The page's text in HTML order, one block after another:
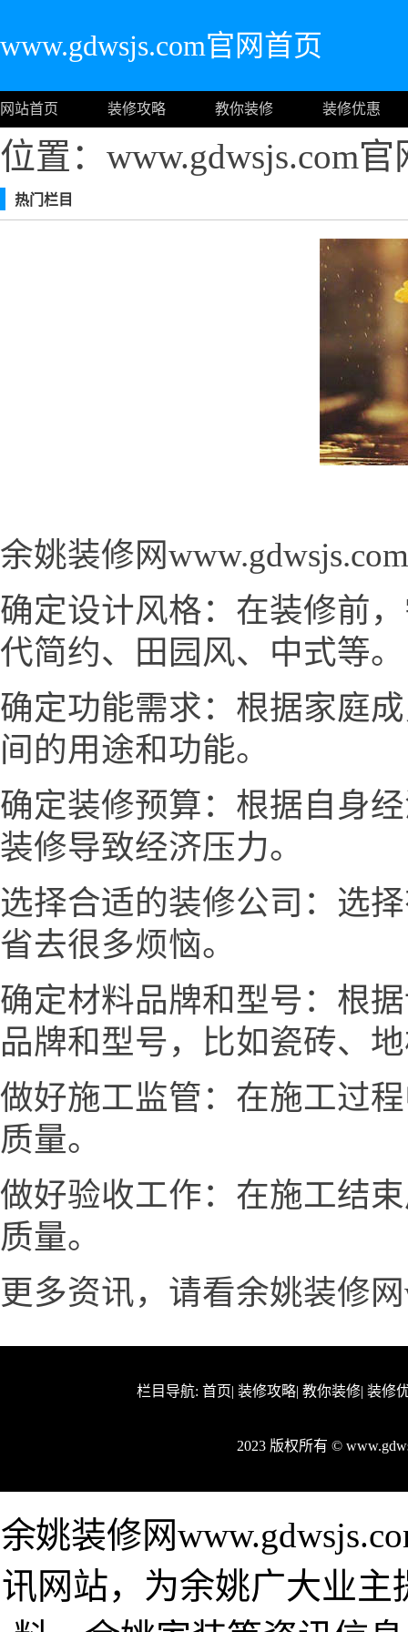
www.gdwsjs.com官网首页
网站首页 装修攻略 教你装修 装修优惠
位置：www.gdwsjs.com
热门栏目
余姚装修网
确定设计风格：在装修前
代简约、田园风、中式等。
确定功能需求：根据家庭
间的用途和功能。
确定装修预算：根据自身
装修导致经济压力。
选择合适的装修公司：选
省去很多烦恼。
确定材料品牌和型号：根
品牌和型号，比如瓷砖、
做好施工监管：在施工过
质量。
做好验收工作：在施工结
质量。
更多资讯，请看余姚装修
栏目导航: 首页| 装修攻略| 教你装修| 装修
2023 版权所有 ©
余姚装修网
讯网站，为余姚广大业